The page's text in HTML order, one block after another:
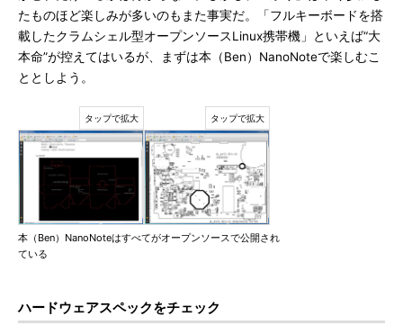
たものほど楽しみが多いのもまた事実だ。「フルキーボードを搭
載したクラムシェル型オープンソースLinux携帯機」といえば“大
本命”が控えてはいるが、まずは本（Ben）NanoNoteで楽しむこ
ととしよう。
本（Ben）NanoNoteはすべてがオープンソースで公開され
ている
ハードウェアスペックをチェック